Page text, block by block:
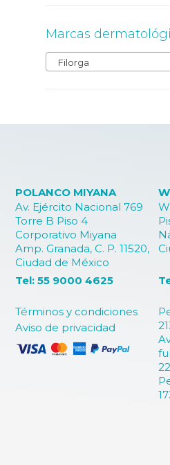
Marcas
Filorga
POLANCO MIYANA
Av. Ejército Nacional 769
Torre B Piso 4
Corporativo Miyana
Amp. Granada, C. P. 11520,
Ciudad de México
Términos y condiciones
Aviso de privacidad
Tel: 55 9000 4625